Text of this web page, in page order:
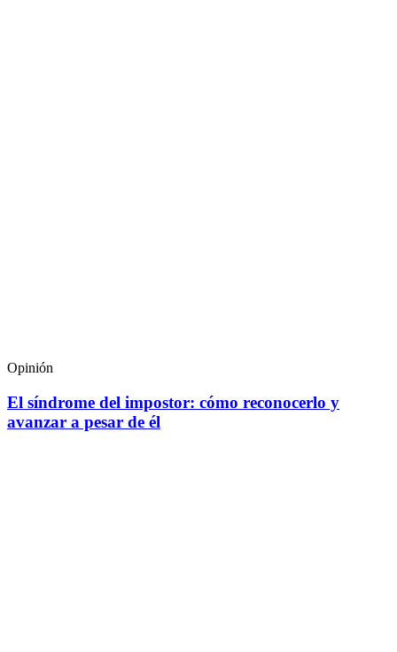
Opinión
El síndrome del impostor: cómo reconocerlo y
avanzar a pesar de él